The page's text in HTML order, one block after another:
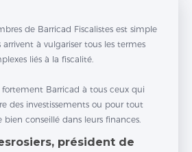
de Barricad Fiscalistes est simple
arrivent à vulgariser tous les termes
liés à la fiscalité.
Barricad à tous ceux qui
des investissements ou pour tout
conseillé dans leurs finances.
président de